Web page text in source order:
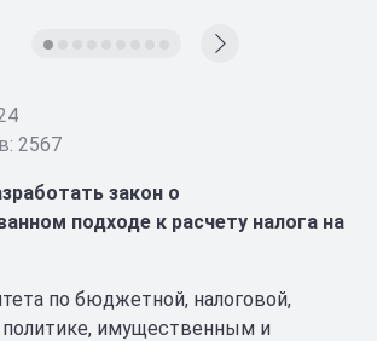
2567
закон о
подходе к расчету налога на
по бюджетной, налоговой,
имущественным и